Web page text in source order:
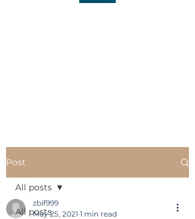
Post
All posts
All posts
zbif999
May 25, 2021 1 min read